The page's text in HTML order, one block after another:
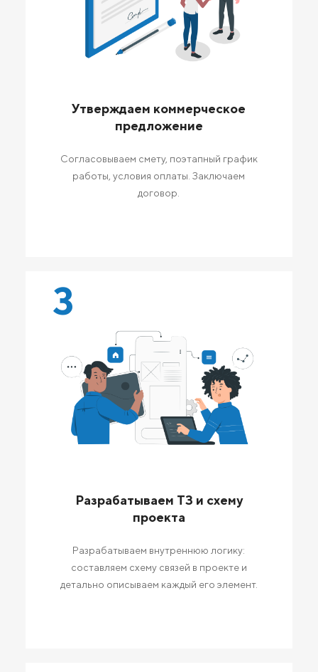
Утверждаем коммерческое
предложение
Согласовываем смету, поэтапный график
работы, условия оплаты. Заключаем
договор.
3
Разрабатываем ТЗ и схему
проекта
Разрабатываем внутреннюю логику:
составляем схему связей в проекте и
детально описываем каждый его элемент.